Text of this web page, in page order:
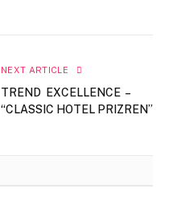
NEXT ARTICLE
TREND EXCELLENCE –
“CLASSIC HOTEL PRIZREN”